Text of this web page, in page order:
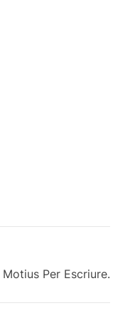
Motius Per Escriure.